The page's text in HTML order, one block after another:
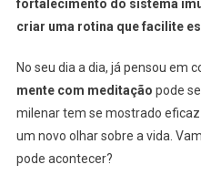
fortalecimento do sistema
criar uma rotina que facilite
No seu dia a dia, já pensou em
mente com meditação pode
milenar tem se mostrado
um novo olhar sobre a vida.
pode acontecer?